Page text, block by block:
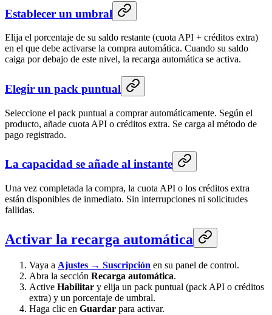
Establecer un umbral
Elija el porcentaje de su saldo restante (cuota API + créditos extra)
en el que debe activarse la compra automática. Cuando su saldo
caiga por debajo de este nivel, la recarga automática se activa.
Elegir un pack puntual
Seleccione el pack puntual a comprar automáticamente. Según el
producto, añade cuota API o créditos extra. Se carga al método de
pago registrado.
La capacidad se añade al instante
Una vez completada la compra, la cuota API o los créditos extra
están disponibles de inmediato. Sin interrupciones ni solicitudes
fallidas.
Activar la recarga automática
Vaya a Ajustes → Suscripción en su panel de control.
Abra la sección Recarga automática.
Active Habilitar y elija un pack puntual (pack API o créditos
extra) y un porcentaje de umbral.
Haga clic en Guardar para activar.